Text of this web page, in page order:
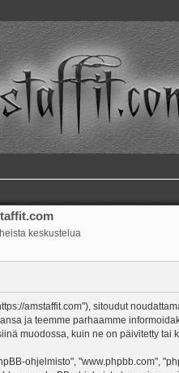
keskustelua
amstaffit.com"), sitoudut
ja teemme parhaamme
muodossa, kuin ne on päivitetty tai
ohjelmisto", "www.phpbb.com",